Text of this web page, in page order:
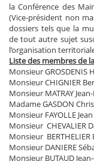
la Conférence des
(Vice-président non
dossiers tels que la
de tout autre sujet
l’organisation
Liste des membres de
Monsieur GROSDENIS
Monsieur CHIGNIER
Monsieur MATRAY
Madame GASDON
Monsieur FAYOLLE
Monsieur CHEVALIER
Monsieur BERTHELIER
Monsieur DANIERE
Monsieur BUTAUD